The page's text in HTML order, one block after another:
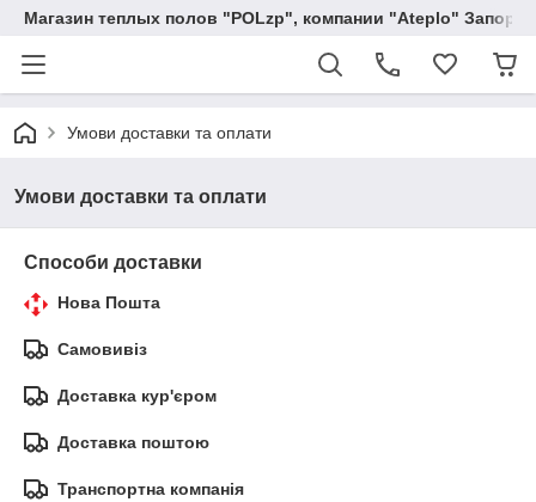
Магазин теплых полов "POLzp", компании "Ateplo"
Умови доставки та оплати
Умови доставки та оплати
Способи доставки
Нова Пошта
Самовивіз
Доставка кур'єром
Доставка поштою
Транспортна компанія